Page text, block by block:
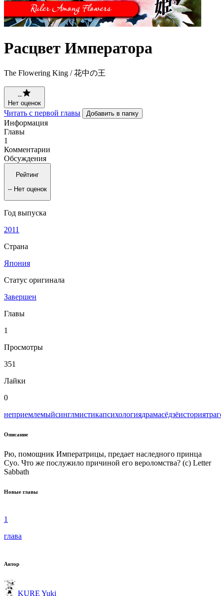
Расцвет Императора
The Flowering King / 花中の王
--
Нет оценок
Читать с первой главы Добавить в папку
Информация
Главы
1
Комментарии
Обсуждения
Рейтинг
-- Нет оценок
Год выпуска
2011
Страна
Япония
Статус оригинала
Завершен
Главы
1
Просмотры
351
Лайки
0
неприемлемыйсинглмистикапсихологиядрамасёдзёистория
Описание
Рю, помощник Императрицы, предает наследного принца
Суо. Что же послужило причиной его вероломства? (с) Letter
Sabbath
Новые главы
1
глава
Автор
KURE Yuki